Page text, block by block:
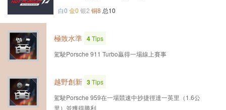
白0 金0 银2 铜8 总10
極致水準 4Tips
駕駛Porsche 911 Turbo贏得一場線上賽事
越野創新 3Tips
駕駛Porsche 959在一場競速中抄捷徑達一英里（1.6公
里）並獲得勝利